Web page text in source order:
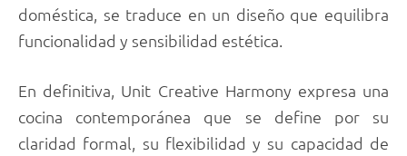
doméstica, se traduce en un diseño que equilibra
funcionalidad y sensibilidad estética.
En definitiva, Unit Creative Harmony expresa una
cocina contemporánea que se define por su
claridad formal, su flexibilidad y su capacidad de